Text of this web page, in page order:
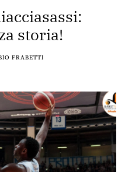
storia!
FRABETTI